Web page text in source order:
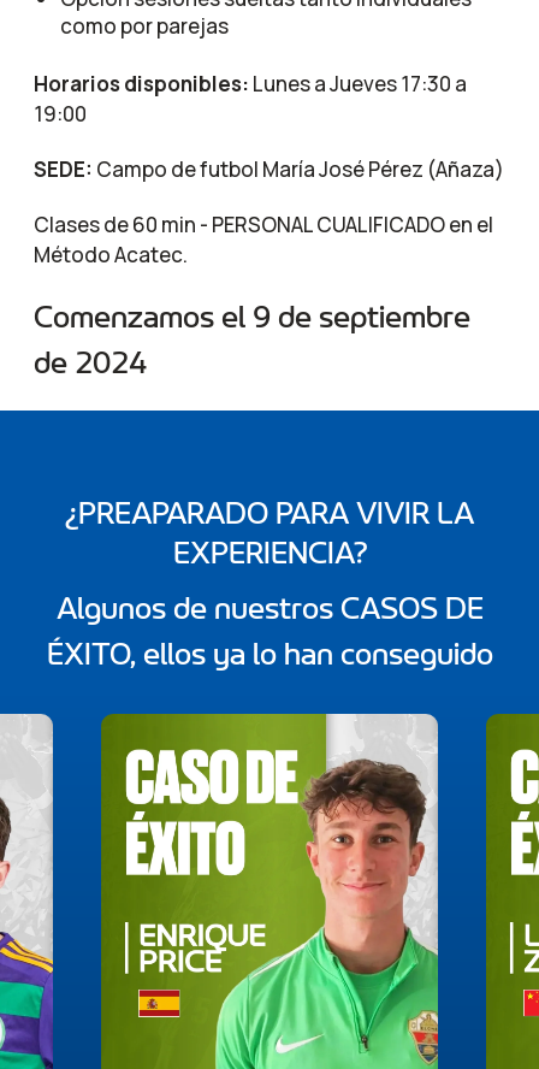
como por parejas
Horarios disponibles: Lunes a Jueves 17:30 a
19:00
SEDE: Campo de futbol María José Pérez (Añaza)
Clases de 60 min - PERSONAL CUALIFICADO en el
Método Acatec.
Comenzamos el 9 de septiembre
de 2024
¿PREAPARADO PARA VIVIR LA
EXPERIENCIA?
Algunos de nuestros CASOS DE
ÉXITO, ellos ya lo han conseguido